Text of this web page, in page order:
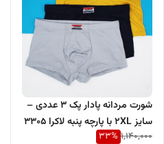
شورت مردانه پادار پک 3 عددی –
سایز 2XL با پارچه پنبه لاکرا 3305
1,140,000
33%